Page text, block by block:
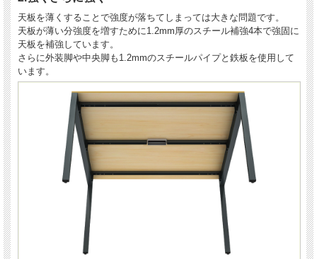
天板を薄くすることで強度が落ちてしまっては大きな問題です。
天板が薄い分強度を増すために1.2mm厚のスチール補強4本で強固に
天板を補強しています。
さらに外装脚や中央脚も1.2mmのスチールパイプと鉄板を使用して
います。